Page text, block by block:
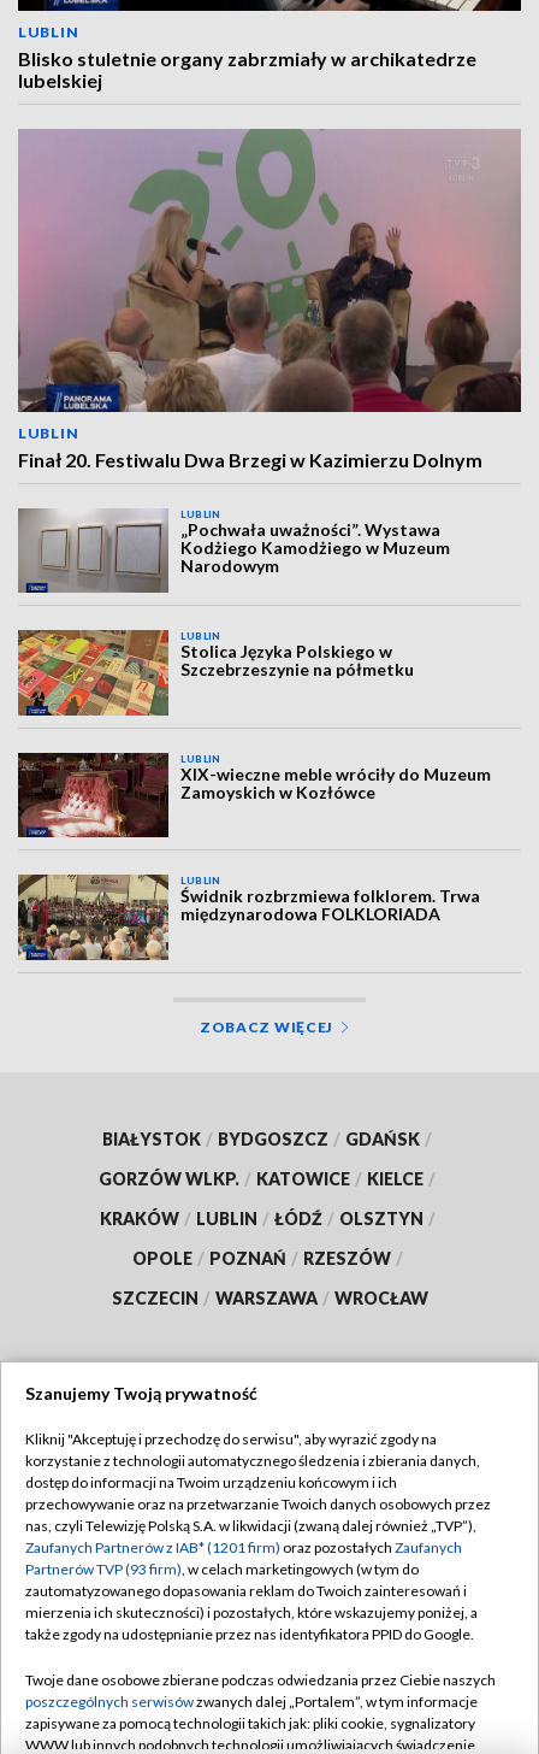
LUBLIN
Blisko stuletnie organy zabrzmiały w archikatedrze
lubelskiej
LUBLIN
Finał 20. Festiwalu Dwa Brzegi w Kazimierzu Dolnym
LUBLIN
„Pochwała uważności”. Wystawa
Kodżiego Kamodżiego w Muzeum
Narodowym
LUBLIN
Stolica Języka Polskiego w
Szczebrzeszynie na półmetku
LUBLIN
XIX-wieczne meble wróciły do Muzeum
Zamoyskich w Kozłówce
LUBLIN
Świdnik rozbrzmiewa folklorem. Trwa
międzynarodowa FOLKLORIADA
ZOBACZ WIĘCEJ
BIAŁYSTOK / BYDGOSZCZ / GDAŃSK /
GORZÓW WLKP. / KATOWICE / KIELCE /
KRAKÓW / LUBLIN / ŁÓDŹ / OLSZTYN /
OPOLE / POZNAŃ / RZESZÓW /
SZCZECIN / WARSZAWA / WROCŁAW
TVP
Abonament TVP
Emisja w TVP
Centrum informacji TVP
Naziemna Telewizja Cyfrowa
Rada Programowa
System NOS
Regulamin TVP
Polityka prywatności
Moje zgody
Pomoc
Kontakt
Szanujemy Twoją prywatność
Kliknij "Akceptuję i przechodzę do serwisu", aby wyrazić zgody na
korzystanie z technologii automatycznego śledzenia i zbierania danych,
dostęp do informacji na Twoim urządzeniu końcowym i ich
przechowywanie oraz na przetwarzanie Twoich danych osobowych przez
nas, czyli Telewizję Polską S.A. w likwidacji (zwaną dalej również „TVP”),
Zaufanych Partnerów z IAB* (1201 firm) oraz pozostałych Zaufanych
Partnerów TVP (93 firm), w celach marketingowych (w tym do
zautomatyzowanego dopasowania reklam do Twoich zainteresowań i
mierzenia ich skuteczności) i pozostałych, które wskazujemy poniżej, a
także zgody na udostępnianie przez nas identyfikatora PPID do Google.
Twoje dane osobowe zbierane podczas odwiedzania przez Ciebie naszych
poszczególnych serwisówzwanych dalej „Portalem”, w tym informacje
zapisywane za pomocą technologii takich jak: pliki cookie, sygnalizatory
WWW lub innych podobnych technologii umożliwiających świadczenie